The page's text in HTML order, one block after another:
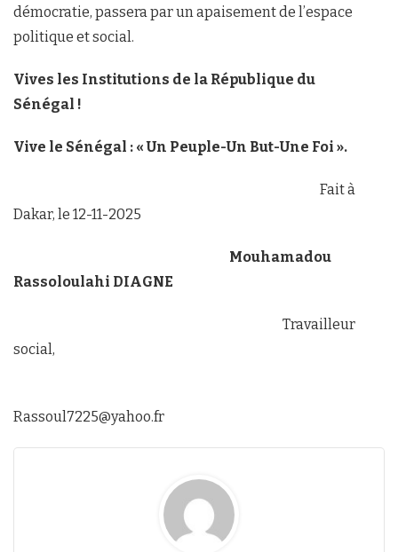
démocratie, passera par un apaisement de l’espace
politique et social.
Vives les Institutions de la République du
Sénégal !
Vive le Sénégal : « Un Peuple-Un But-Une Foi ».
Fait à
Dakar, le 12-11-2025
Mouhamadou
Rassoloulahi DIAGNE
Travailleur
social,
Rassoul7225@yahoo.fr